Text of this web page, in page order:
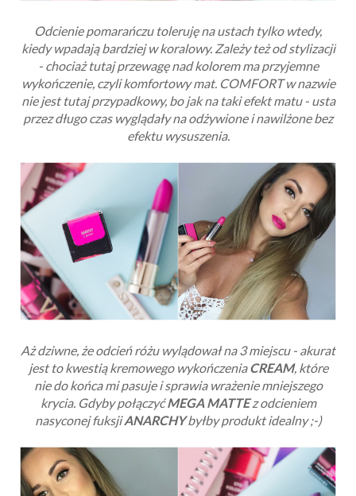
Odcienie pomarańczu toleruję na ustach tylko wtedy,
kiedy wpadają bardziej w koralowy. Zależy też od stylizacji
- chociaż tutaj przewagę nad kolorem ma przyjemne
wykończenie, czyli komfortowy mat. COMFORT w nazwie
nie jest tutaj przypadkowy, bo jak na taki efekt matu - usta
przez długo czas wyglądały na odżywione i nawilżone bez
efektu wysuszenia.
Aż dziwne, że odcień różu wylądował na 3 miejscu - akurat
jest to kwestią kremowego wykończeniaCREAM, które
nie do końca mi pasuje i sprawia wrażenie mniejszego
krycia. Gdyby połączyćMEGA MATTEz odcieniem
nasyconej fuksjiANARCHYbyłby produkt idealny ;-)